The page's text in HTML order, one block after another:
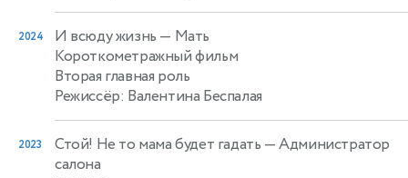
2024 И всюду жизнь — Мать
Короткометражный фильм
Вторая главная роль
Режиссёр: Валентина Беспалая
2023 Стой! Не то мама будет гадать — Администратор
салона